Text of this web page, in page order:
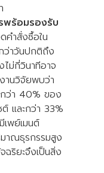
พร้อมรองรับ
คำสั่งซื้อใน
ว่าวันปกติถึง
ไม่กี่วินาทีอาจ
านวิจัยพบว่า
กว่า 40% ของ
และกว่า 33%
เพย์เมนต์
าณธุรกรรมสูง
ฉริยะจึงเป็นสิ่ง